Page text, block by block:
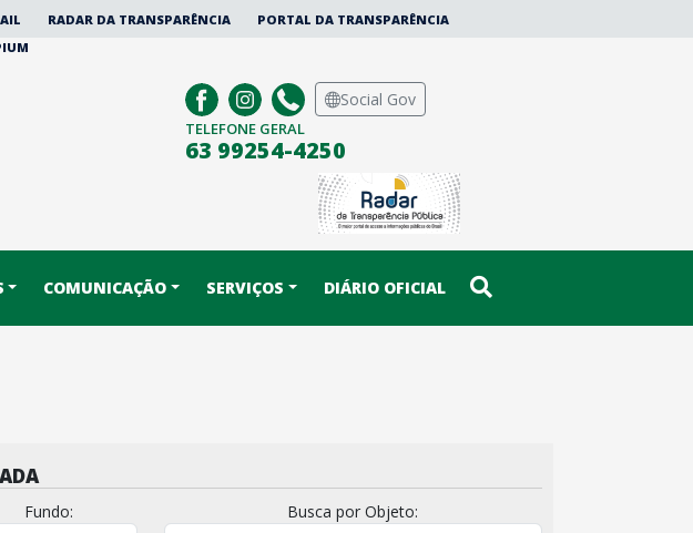
RADAR DA TRANSPARÊNCIA
PORTAL DA TRANSPARÊNCIA
Social Gov
TELEFONE GERAL
63 99254-4250
COMUNICAÇÃO SERVIÇOS DIÁRIO OFICIAL
Fundo: Busca por Objeto: